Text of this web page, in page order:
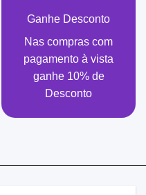
Ganhe Desconto
Nas compras com
pagamento à vista
ganhe 10% de
Desconto